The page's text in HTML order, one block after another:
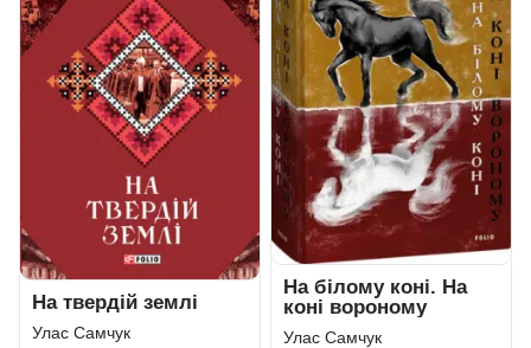
На твердій землі
Улас Самчук
На білому коні. На
коні вороному
Улас Самчук